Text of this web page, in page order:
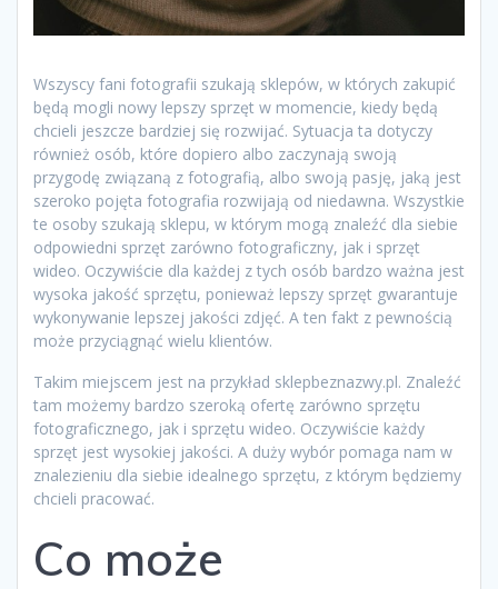
Wszyscy fani fotografii szukają sklepów, w których zakupić
będą mogli nowy lepszy sprzęt w momencie, kiedy będą
chcieli jeszcze bardziej się rozwijać. Sytuacja ta dotyczy
również osób, które dopiero albo zaczynają swoją
przygodę związaną z fotografią, albo swoją pasję, jaką jest
szeroko pojęta fotografia rozwijają od niedawna. Wszystkie
te osoby szukają sklepu, w którym mogą znaleźć dla siebie
odpowiedni sprzęt zarówno fotograficzny, jak i sprzęt
wideo. Oczywiście dla każdej z tych osób bardzo ważna jest
wysoka jakość sprzętu, ponieważ lepszy sprzęt gwarantuje
wykonywanie lepszej jakości zdjęć. A ten fakt z pewnością
może przyciągnąć wielu klientów.
Takim miejscem jest na przykład sklepbeznazwy.pl. Znaleźć
tam możemy bardzo szeroką ofertę zarówno sprzętu
fotograficznego, jak i sprzętu wideo. Oczywiście każdy
sprzęt jest wysokiej jakości. A duży wybór pomaga nam w
znalezieniu dla siebie idealnego sprzętu, z którym będziemy
chcieli pracować.
Co może